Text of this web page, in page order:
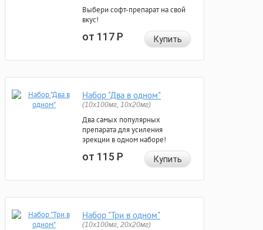
Выбери софт-препарат на свой
вкус!
от 117Р Купить
Набор "Два в одном"
(10x100мг, 10x20мг)
Два самых популярных
препарата для усиления
эрекции в одном наборе!
от 115Р Купить
Набор "Три в одном"
(10x100мг, 20x20мг)